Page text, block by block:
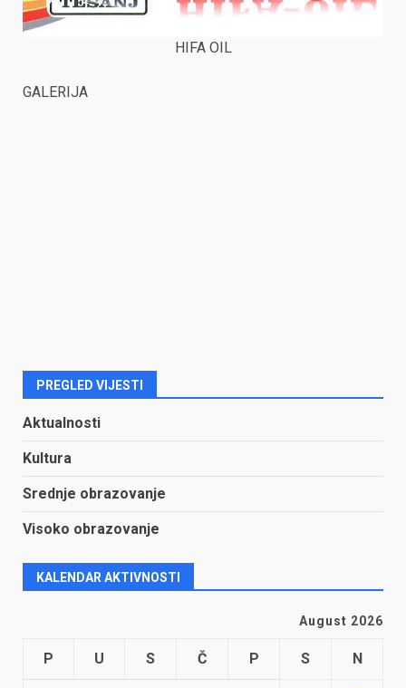
HIFA OIL
GALERIJA
PREGLED VIJESTI
Aktualnosti
Kultura
Srednje obrazovanje
Visoko obrazovanje
KALENDAR AKTIVNOSTI
August 2026
P U S Č P S N